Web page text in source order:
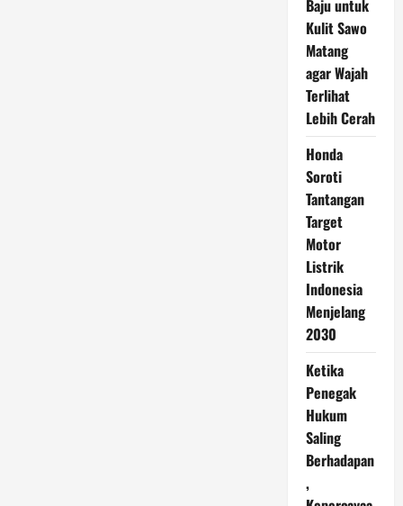
Baju untuk
Kulit Sawo
Matang
agar Wajah
Terlihat
Lebih Cerah
Honda
Soroti
Tantangan
Target
Motor
Listrik
Indonesia
Menjelang
2030
Ketika
Penegak
Hukum
Saling
Berhadapan
,